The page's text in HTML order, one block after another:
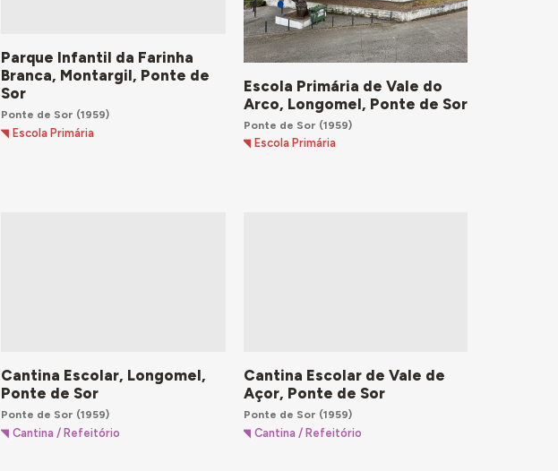
Parque Infantil da Farinha
Branca, Montargil, Ponte de
Sor
Ponte de Sor (1959)
Escola Primária
Escola Primária de Vale do
Arco, Longomel, Ponte de Sor
Ponte de Sor (1959)
Escola Primária
Cantina Escolar, Longomel,
Ponte de Sor
Ponte de Sor (1959)
Cantina / Refeitório
Cantina Escolar de Vale de
Açor, Ponte de Sor
Ponte de Sor (1959)
Cantina / Refeitório